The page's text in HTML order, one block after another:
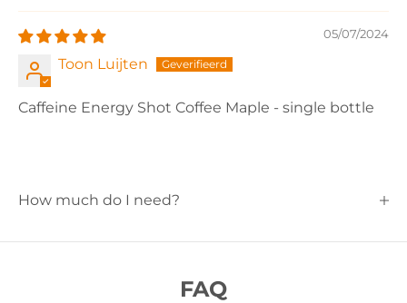
05/07/2024
Toon Luijten
Caffeine Energy Shot Coffee Maple - single bottle
How much do I need?
FAQ